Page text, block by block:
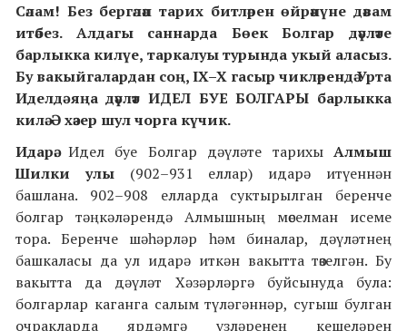
Сәлам! Без бергәләп тарих битләрен өйрәнүне дәвам
итәбез. Алдагы саннарда Бөек Болгар дәүләте
барлыкка килүе, таркалуы турында укый аласыз.
Бу вакыйгалардан соң,IX–X гасыр чикләрендә Урта
Иделдәяңа дәүләтИДЕЛ БУЕБОЛГАРЫ барлыкка
килә.Ә хәзер шул чорга күчик.
Идарә.Идел буе Болгар дәүләте тарихы Алмыш
Шилки улы(902–931 еллар) идарә итүеннән
башлана. 902–908 елларда суктырылган беренче
болгар тәңкәләрендә Алмышның мөселман исеме
тора. Беренче шәһәрләр һәм биналар, дәүләтнең
башкаласы да ул идарә иткән вакытта төзелгән. Бу
вакытта да дәүләт Хәзәрләргә буйсынуда була:
болгарлар каганга салым түләгәннәр, сугыш булган
очракларда ярдәмгә үзләренең кешеләрен